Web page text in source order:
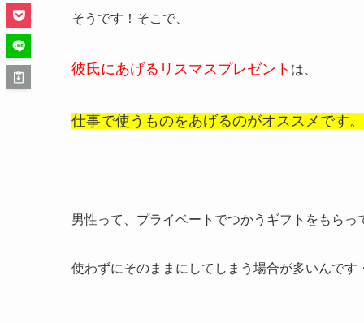
そうです！そこで、
彼氏にあげるリスマスプレゼント は、
仕事で使うものをあげるのがオススメ です。
男性って、 プライベート でつかうギフトをもらっ
使わずにそのままにしてしまう場合が多いんです